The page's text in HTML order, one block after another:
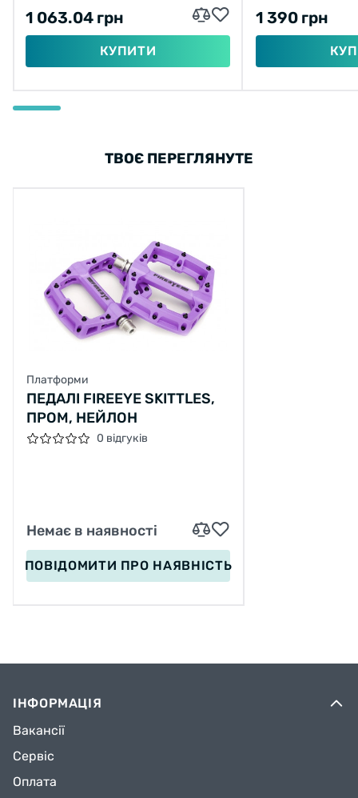
1 063.04 грн
КУПИТИ
1 390 грн
ТВОЄ ПЕРЕГЛЯНУТЕ
Платформи
ПЕДАЛІ FIREEYE SKITTLES,
ПРОМ, НЕЙЛОН
0 відгуків
Немає в наявності
ПОВІДОМИТИ ПРО НАЯВНІСТЬ
ІНФОРМАЦІЯ
Вакансії
Сервіс
Оплата